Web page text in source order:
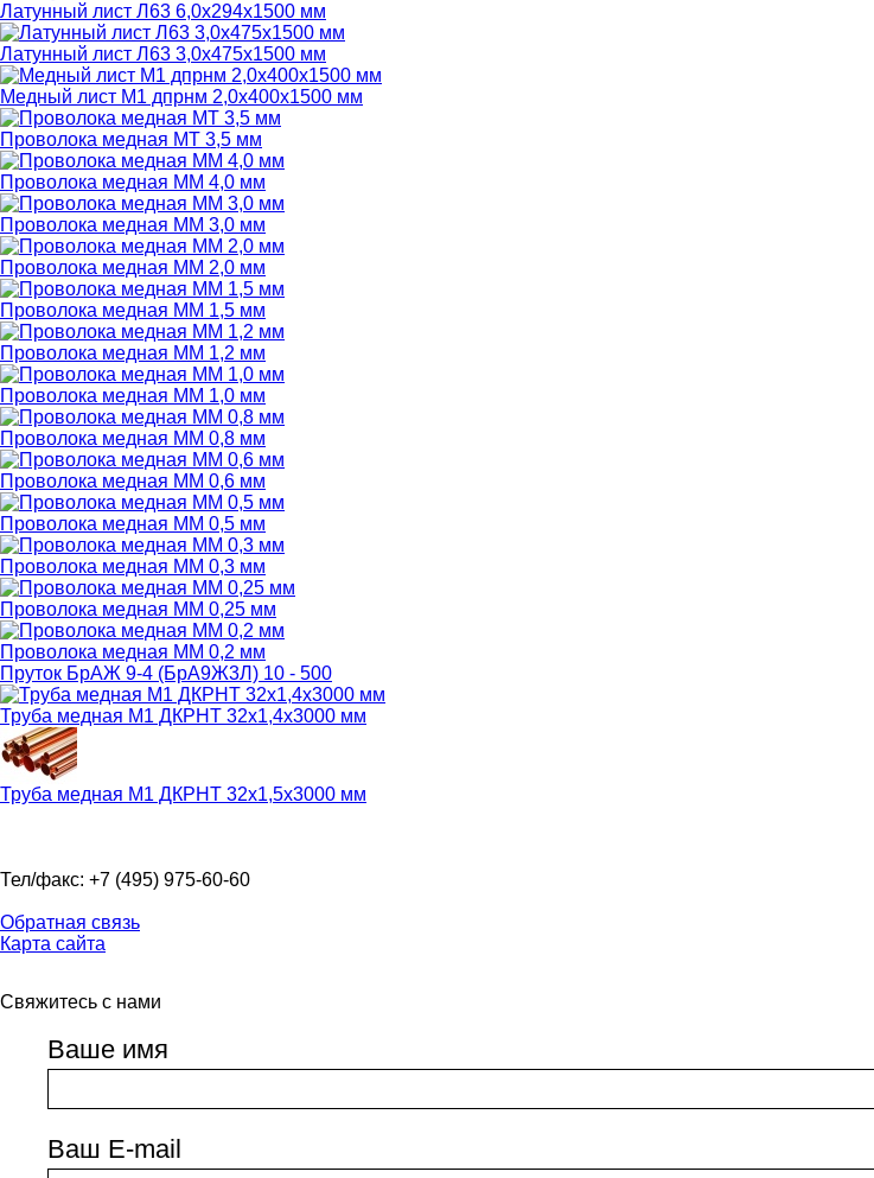
Латунный лист Л63 6,0х294х1500 мм
Латунный лист Л63 3,0х475х1500 мм
Медный лист М1 дпрнм 2,0х400х1500 мм
Проволока медная МТ 3,5 мм
Проволока медная ММ 4,0 мм
Проволока медная ММ 3,0 мм
Проволока медная ММ 2,0 мм
Проволока медная ММ 1,5 мм
Проволока медная ММ 1,2 мм
Проволока медная ММ 1,0 мм
Проволока медная ММ 0,8 мм
Проволока медная ММ 0,6 мм
Проволока медная ММ 0,5 мм
Проволока медная ММ 0,3 мм
Проволока медная ММ 0,25 мм
Проволока медная ММ 0,2 мм
Пруток БрАЖ 9-4 (БрА9Ж3Л) 10 - 500
Труба медная М1 ДКРНТ 32х1,4х3000 мм
Труба медная М1 ДКРНТ 32х1,5х3000 мм
Тел/факс: +7 (495) 975-60-60
Обратная связь
Карта сайта
Свяжитесь с нами
Ваше имя
Ваш E-mail